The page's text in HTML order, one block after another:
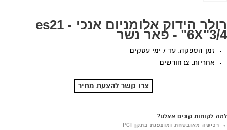
רולר הידוק אלומניום אנכי es21 -
"6X"3/4 - פאר נשר
זמן הספקה: עד 7 ימי עסקים
אחריות: 12 חודשים
צרו קשר להצעת מחיר
למה לקוחות קונים אצלנו?
רכישה מאובטחת ומוצפנת בתקן PCI